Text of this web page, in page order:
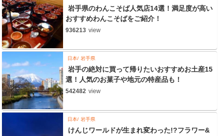
岩手県のわんこそば人気店14選！満足度が高い
おすすめわんこそばをご紹介！
936213 view
日本 岩手県
岩手の絶対に買って帰りたいおすすめお土産15
選！人気のお菓子や地元の特産品も！
542482 view
日本 岩手県
けんじワールドが生まれ変わった!?フラワー&